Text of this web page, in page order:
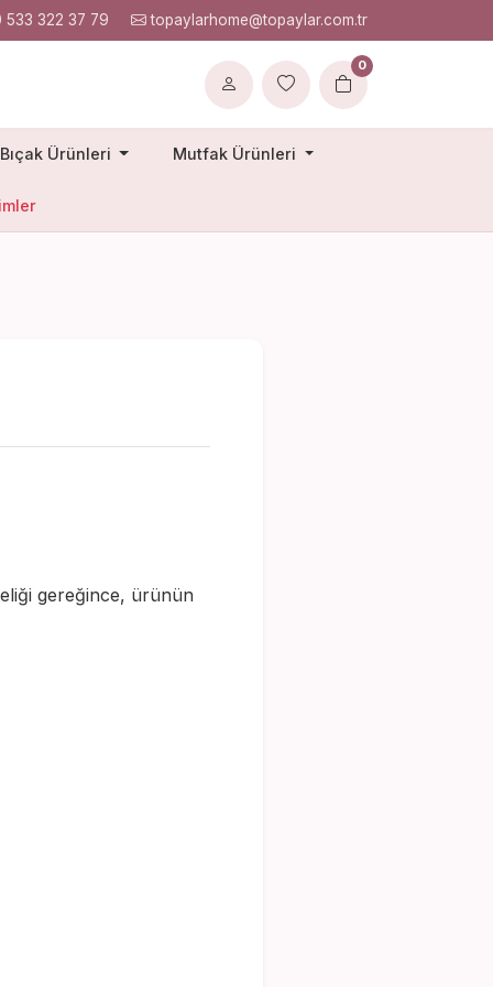
533 322 37 79 topaylarhome@topaylar.com.tr
0
Ürünleri Mutfak Ürünleri
gereğince, ürünün